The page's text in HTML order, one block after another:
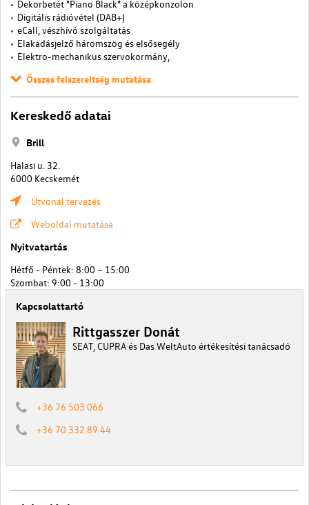
Dekorbetét "Piano Black" a középkonzolon
Digitális rádióvétel (DAB+)
eCall, vészhívó szolgáltatás
Elakadásjelző háromszög és elsősegély
Elektro-mechanikus szervokormány,
Összes felszereltség mutatása
Kereskedő adatai
Brill
Halasi u. 32.
6000 Kecskemét
Útvonal tervezés
Weboldal mutatása
Nyitvatartás
Hétfő - Péntek: 8:00 – 15:00
Szombat: 9:00 - 13:00
Kapcsolattartó
Rittgasszer Donát
SEAT, CUPRA és Das WeltAuto értékesítési tanácsadó
+36 76 503 066
+36 70 332 89 44